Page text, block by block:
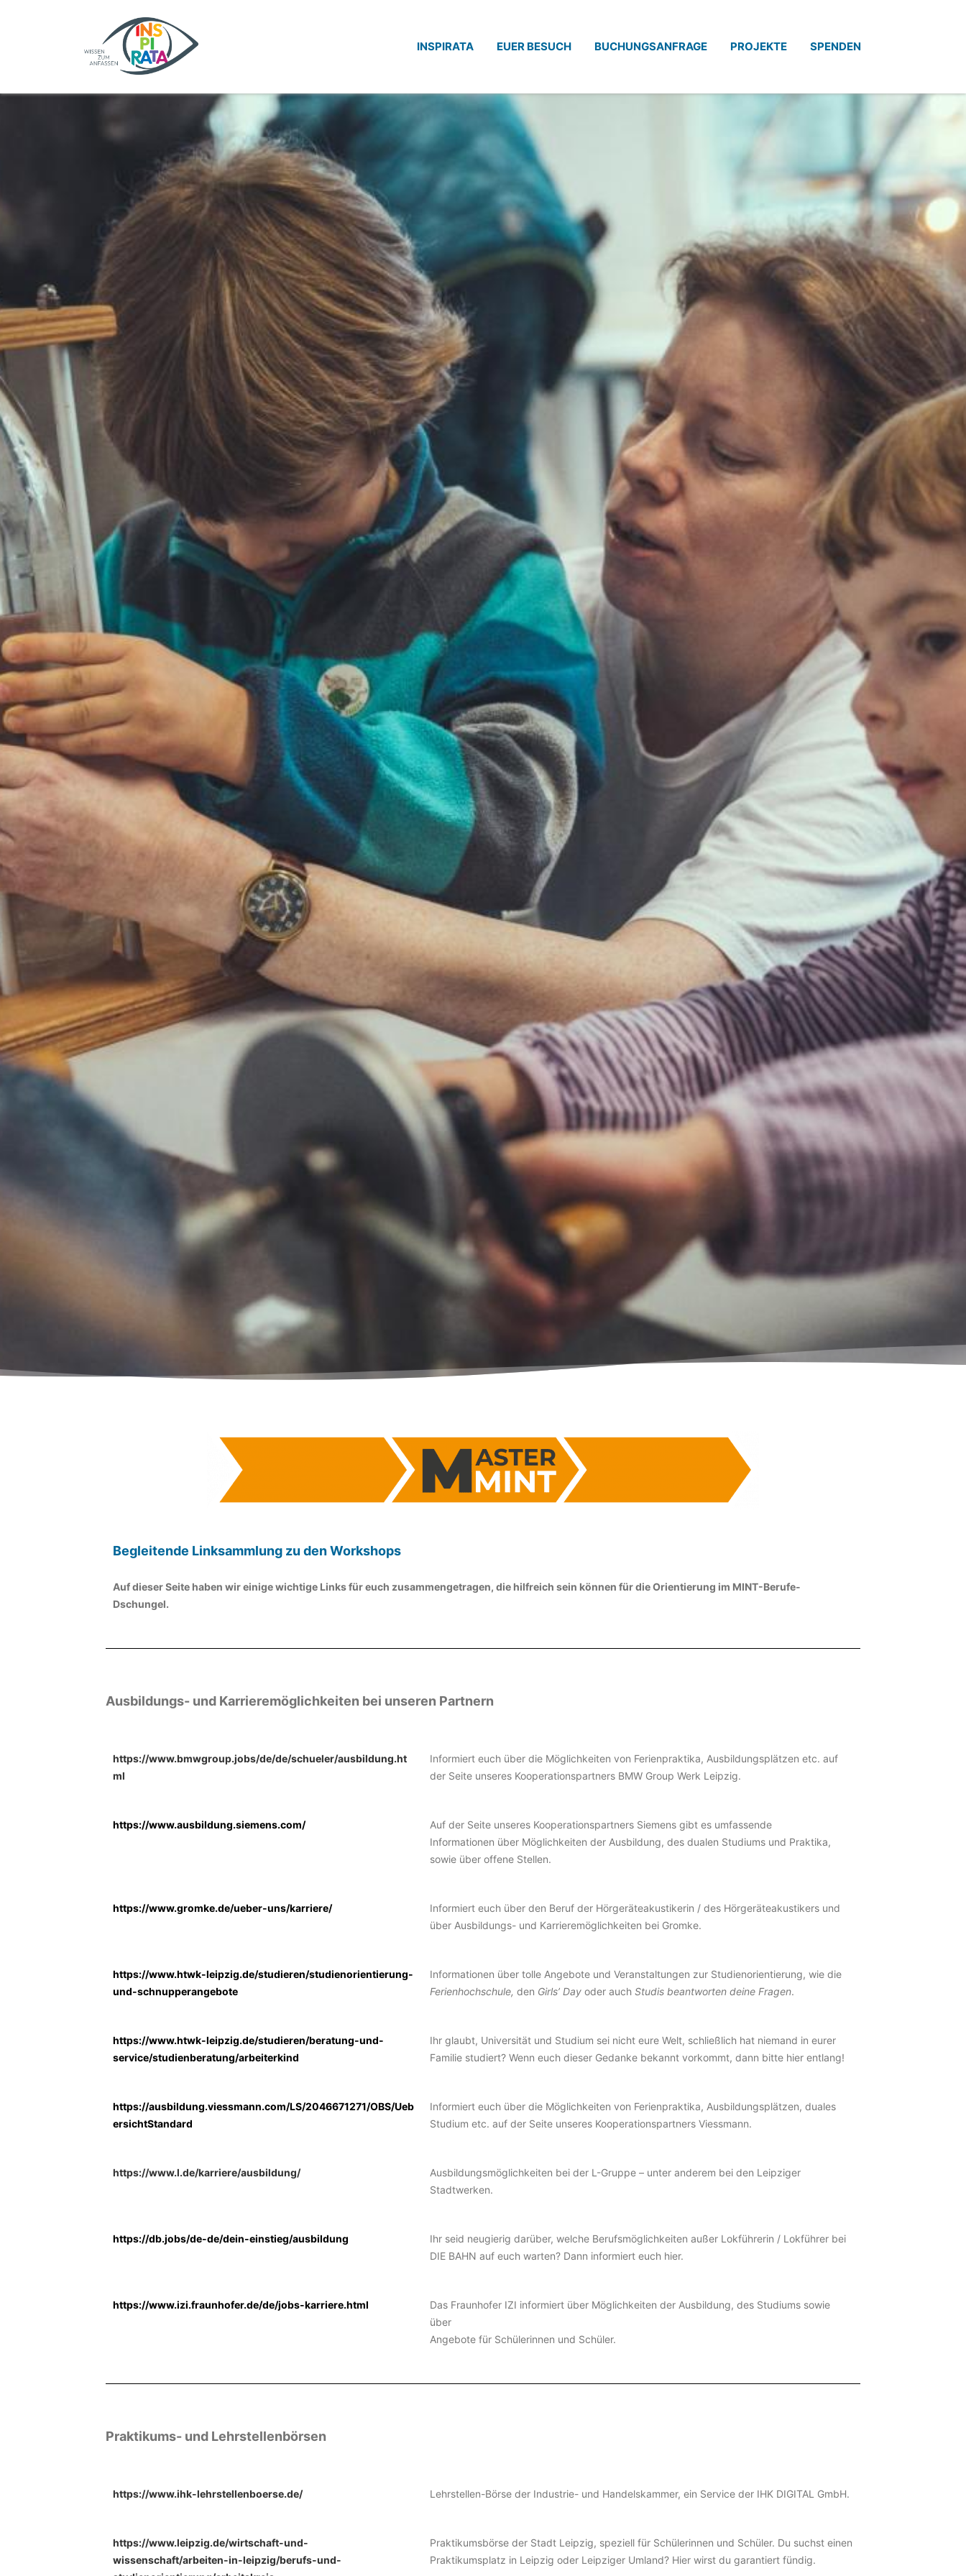
INSPIRATA EUER BESUCH BUCHUNGSANFRAGE PROJEKTE SPENDEN
Begleitende Linksammlung zu den Workshops
Auf dieser Seite haben wir einige wichtige Links für euch zusammengetragen, die hilfreich sein können für die Orientierung im MINT-Berufe-
Dschungel.
Ausbildungs- und Karrieremöglichkeiten bei unseren Partnern
https://www.bmwgroup.jobs/de/de/schueler/ausbildung.ht
ml
Informiert euch über die Möglichkeiten von Ferienpraktika, Ausbildungsplätzen etc. auf
der Seite unseres Kooperationspartners BMW Group Werk Leipzig.
https://www.ausbildung.siemens.com/
Auf der Seite unseres Kooperationspartners Siemens gibt es umfassende
Informationen über Möglichkeiten der Ausbildung, des dualen Studiums und Praktika,
sowie über offene Stellen.
https://www.gromke.de/ueber-uns/karriere/
Informiert euch über den Beruf der Hörgeräteakustikerin / des Hörgeräteakustikers und
über Ausbildungs- und Karrieremöglichkeiten bei Gromke.
https://www.htwk-leipzig.de/studieren/studienorientierung-
und-schnupperangebote
Informationen über tolle Angebote und Veranstaltungen zur Studienorientierung, wie die
Ferienhochschule, den Girls’ Dayoder auch Studis beantworten deine Fragen.
https://www.htwk-leipzig.de/studieren/beratung-und-
service/studienberatung/arbeiterkind
Ihr glaubt, Universität und Studium sei nicht eure Welt, schließlich hat niemand in eurer
Familie studiert? Wenn euch dieser Gedanke bekannt vorkommt, dann bitte hier entlang!
https://ausbildung.viessmann.com/LS/2046671271/OBS/Ueb
ersichtStandard
Informiert euch über die Möglichkeiten von Ferienpraktika, Ausbildungsplätzen, duales
Studium etc. auf der Seite unseres Kooperationspartners Viessmann.
https://www.l.de/karriere/ausbildung/
Ausbildungsmöglichkeiten bei der L-Gruppe – unter anderem bei den Leipziger
Stadtwerken.
https://db.jobs/de-de/dein-einstieg/ausbildung
Ihr seid neugierig darüber, welche Berufsmöglichkeiten außer Lokführerin / Lokführer bei
DIE BAHN auf euch warten? Dann informiert euch hier.
https://www.izi.fraunhofer.de/de/jobs-karriere.html
Das Fraunhofer IZI informiert über Möglichkeiten der Ausbildung, des Studiums sowie
über
Angebote für Schülerinnen und Schüler.
Praktikums- und Lehrstellenbörsen
https://www.ihk-lehrstellenboerse.de/ Lehrstellen-Börse der Industrie- und Handelskammer, ein Service der IHK DIGITAL GmbH.
https://www.leipzig.de/wirtschaft-und-
wissenschaft/arbeiten-in-leipzig/berufs-und-
Praktikumsbörse der Stadt Leipzig, speziell für Schülerinnen und Schüler. Du suchst einen
Praktikumsplatz in Leipzig oder Leipziger Umland? Hier wirst du garantiert fündig.